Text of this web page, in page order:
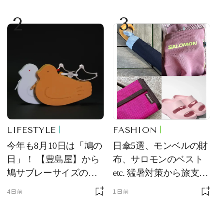
2
LIFESTYLE
今年も8月10日は「鳩の
日」！ 【豊島屋】から
鳩サブレーサイズのポ
ーチ「はとっこ」を限
4日前
3
FASHION
日傘5選、モンベルの財
布、サロモンのベスト
etc. 猛暑対策から旅支度
まで！ ｜今週の人気記
1日前